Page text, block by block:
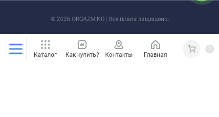
© 2026 ORGAZM.KG | Все права защищены
Каталог Как купить? Контакты Главная Кабинет
0